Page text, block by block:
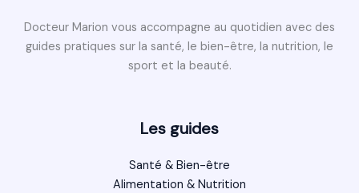
Docteur Marion vous accompagne au quotidien avec des
guides pratiques sur la santé, le bien-être, la nutrition, le
sport et la beauté.
Les guides
Santé & Bien-être
Alimentation & Nutrition